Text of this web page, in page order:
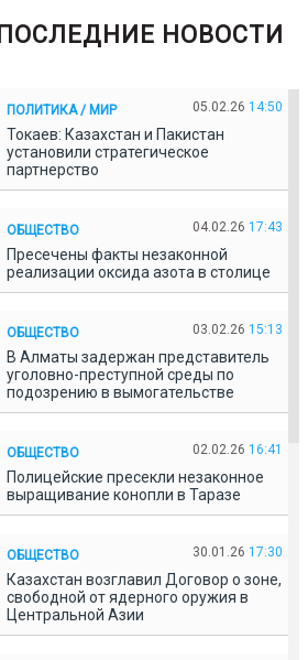
ПОСЛЕДНИЕ НОВОСТИ
ПОЛИТИКА / МИР 05.02.26 14:50
Токаев: Казахстан и Пакистан
установили стратегическое
партнерство
ОБЩЕСТВО 04.02.26 17:43
Пресечены факты незаконной
реализации оксида азота в столице
ОБЩЕСТВО 03.02.26 15:13
В Алматы задержан представитель
уголовно-преступной среды по
подозрению в вымогательстве
ОБЩЕСТВО 02.02.26 16:41
Полицейские пресекли незаконное
выращивание конопли в Таразе
ОБЩЕСТВО 30.01.26 17:30
Казахстан возглавил Договор о зоне,
свободной от ядерного оружия в
Центральной Азии